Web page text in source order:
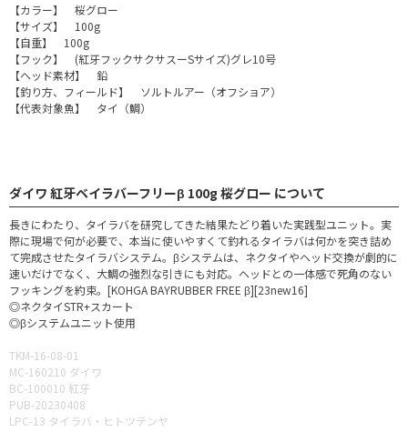
【カラー】 桜グロー
【サイズ】 100g
【自重】 100g
【フック】 (紅牙フックサクサスーSサイズ)グレ10号
【ヘッド素材】 鉛
【釣り方、フィールド】 ソルトルアー（オフショア）
【代表対象魚】 タイ（鯛）
ダイワ 紅牙ベイラバーフリーβ 100g 桜グロー について
長きにわたり、タイラバを研究してきた結果たどり着いた実践型ユニット。実
際に現場で何が必要で、本当に使いやすくて釣れるタイラバは何かを突き詰め
て完成させたタイラバシステム。βシステムは、ネクタイやヘッド交換が劇的に
速いだけでなく、大鯛の強烈な引きにも対応。ヘッドとの一体感で死角のない
フッキングを約束。[KOHGA BAYRUBBER FREE β][23new16]
◎ネクタイSTR+スカート
◎βシステムユニット使用
TKM-16-08-01
MC-160210 ダイワ
BC-100010 紅牙
PUB-20230408
LPC-13 タイラバ・ヒトツテンヤ